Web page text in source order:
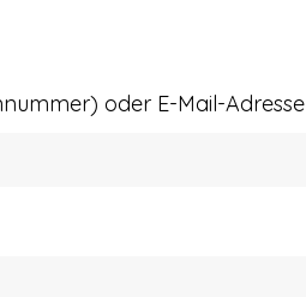
oder E-Mail-Adresse